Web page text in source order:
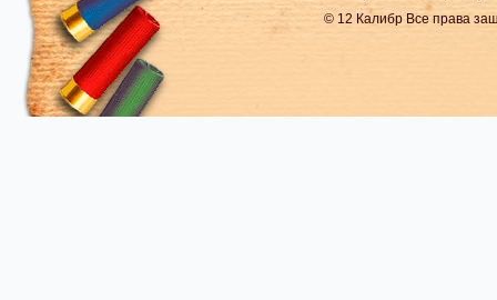
© 12 Калибр Все права